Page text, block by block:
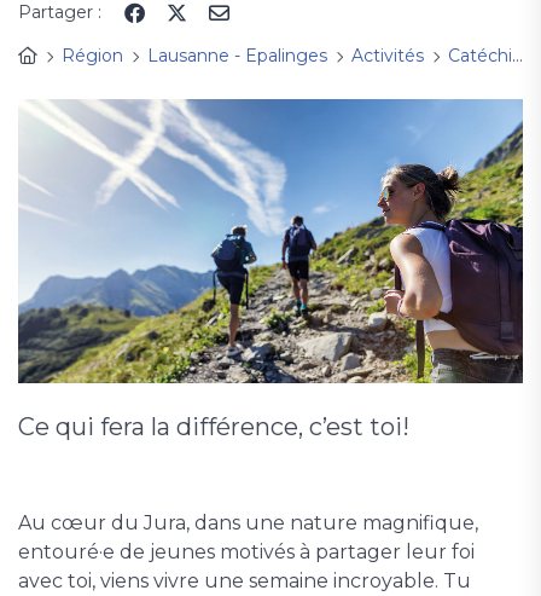
Partager :
Région
Lausanne - Epalinges Activités Catéchisme et jeunesse
Ce qui fera la différence, c’est toi!
Au cœur du Jura, dans une nature magnifique,
entouré·e de jeunes motivés à partager leur foi
avec toi, viens vivre une semaine incroyable. Tu